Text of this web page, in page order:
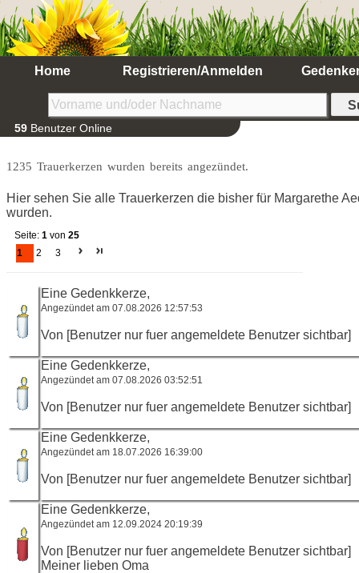
Home Registrieren/Anmelden
59 Benutzer Online
1235 Trauerkerzen wurden bereits angezündet.
Hier sehen Sie alle Trauerkerzen die bisher für Margarethe
wurden.
Seite: 1 von 25
1
2 3
Eine Gedenkkerze,
Angezündet am 07.08.2026 12:57:53
Von [Benutzer nur fuer angemeldete Benutzer sichtbar]
Eine Gedenkkerze,
Angezündet am 07.08.2026 03:52:51
Von [Benutzer nur fuer angemeldete Benutzer sichtbar]
Eine Gedenkkerze,
Angezündet am 18.07.2026 16:39:00
Von [Benutzer nur fuer angemeldete Benutzer sichtbar]
Eine Gedenkkerze,
Angezündet am 12.09.2024 20:19:39
Von [Benutzer nur fuer angemeldete Benutzer sichtbar]
Meiner lieben Oma